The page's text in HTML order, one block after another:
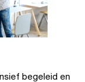
begeleid en